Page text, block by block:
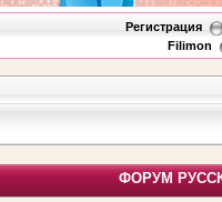
Регистрация
Filimon
ФОРУМ